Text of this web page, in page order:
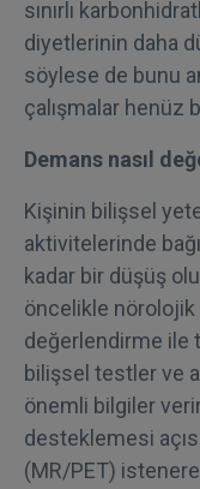
sınırlı
diyetlerinin daha
söylese de bunu
çalışmalar henüz
Demans nasıl
Kişinin bilişsel
aktivitelerinde
kadar bir düşüş
öncelikle nörolojik
değerlendirme ile
bilişsel testler ve
önemli bilgiler
desteklemesi
(MR/PET)